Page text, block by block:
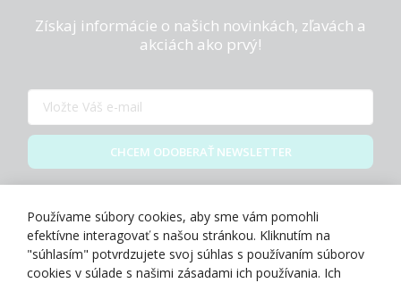
Získaj informácie o našich novinkách, zľavách a
akciách ako prvý!
CHCEM ODOBERAŤ NEWSLETTER
Používame súbory cookies, aby sme vám pomohli
efektívne interagovať s našou stránkou. Kliknutím na
"súhlasím" potvrdzujete svoj súhlas s používaním súborov
cookies v súlade s našimi zásadami ich používania. Ich